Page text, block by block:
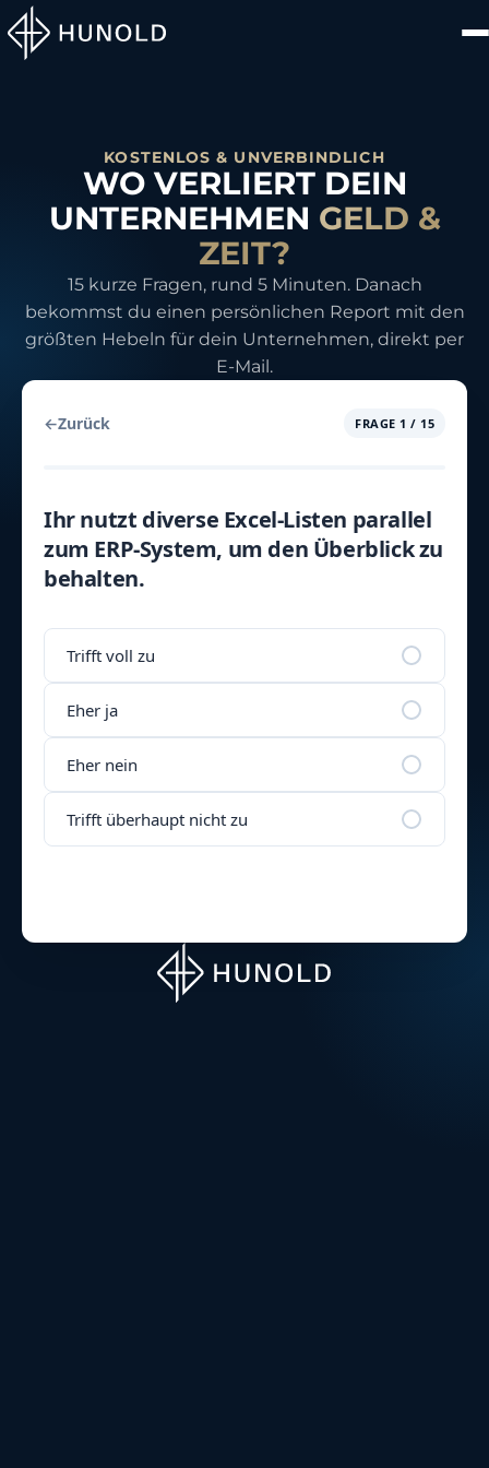
KOSTENLOS & UNVERBINDLICH
WO VERLIERT DEIN
UNTERNEHMEN GELD &
ZEIT?
15 kurze Fragen, rund 5 Minuten. Danach
bekommst du einen persönlichen Report mit den
größten Hebeln für dein Unternehmen, direkt per
E-Mail.
←Zurück FRAGE 1 / 15
Ihr nutzt diverse Excel-Listen parallel
zum ERP-System, um den Überblick zu
behalten.
Trifft voll zu
Eher ja
Eher nein
Trifft überhaupt nicht zu